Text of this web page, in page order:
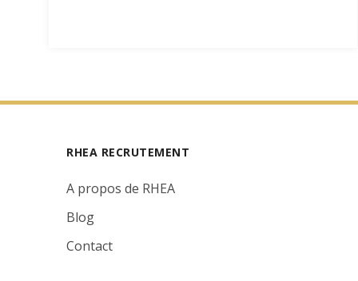
RHEA RECRUTEMENT
A propos de RHEA
Blog
Contact